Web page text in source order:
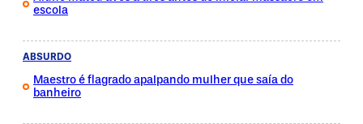
escola
ABSURDO
Maestro é flagrado apalpando mulher que saía do
banheiro